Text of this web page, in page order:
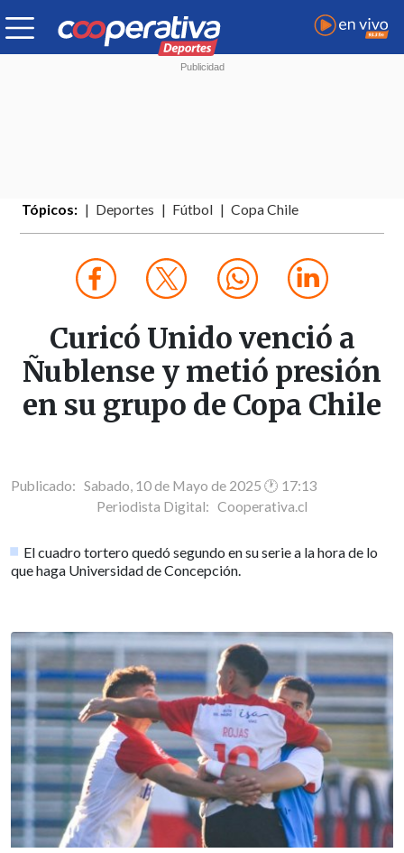
Tópicos: Deportes Fútbol Copa Chile
Curicó Unido venció a
Ñublense y metió presión
en su grupo de Copa Chile
Publicado: Sabado, 10 de Mayo de 2025 🕐 17:13
Periodista Digital: Cooperativa.cl
El cuadro tortero quedó segundo en su serie a la hora de lo
que haga Universidad de Concepción.